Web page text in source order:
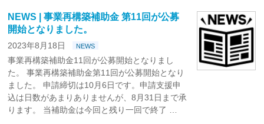
NEWS | 事業再構築補助金 第11回が公募
開始となりました。
2023年8月18日 NEWS
事業再構築補助金11回が公募開始となりまし
た。 事業再構築補助金第11回が公募開始となり
ました。 申請締切は10月6日です。申請支援申
込は日数があまりありませんが、8月31日まで承
ります。 当補助金は今回と残り一回で終了 …